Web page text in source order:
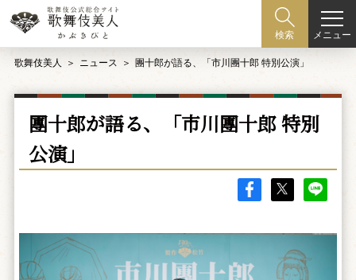
検索 メニュー
歌舞伎美人 ニュース 團十郎が語る、「市川團十郎 特別公演」
團十郎が語る、「市川團十郎 特別
公演」